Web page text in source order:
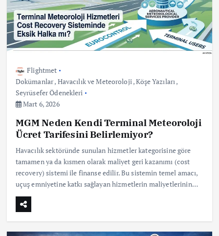
Flightmet
Dokümanlar, Havacılık ve Meteoroloji,Köşe Yazıları,
Seyrüsefer Ödenekleri
Mart 6, 2026
MGM Neden Kendi Terminal Meteoroloji
Ücret Tarifesini Belirlemiyor?
Havacılık sektöründe sunulan hizmetler kategorisine göre
tamamen ya da kısmen olarak maliyet geri kazanımı (cost
recovery) sistemi ile finanse edilir. Bu sistemin temel amacı,
uçuş emniyetine katkı sağlayan hizmetlerin maliyetlerinin…